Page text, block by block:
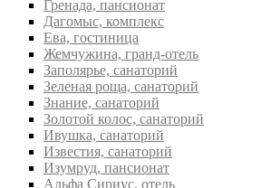
Гренада, пансионат
Дагомыс, комплекс
Ева, гостиница
Жемчужина, гранд-отель
Заполярье, санаторий
Зеленая роща, санаторий
Знание, санаторий
Золотой колос, санаторий
Ивушка, санаторий
Известия, санаторий
Изумруд, пансионат
Альфа Сириус, отель